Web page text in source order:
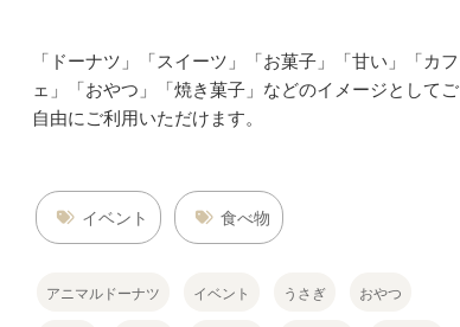
「ドーナツ」「スイーツ」「お菓子」「甘い」「カフ
ェ」「おやつ」「焼き菓子」などのイメージとしてご
自由にご利用いただけます。
イベント 食べ物
アニマルドーナツ イベント うさぎ おやつ